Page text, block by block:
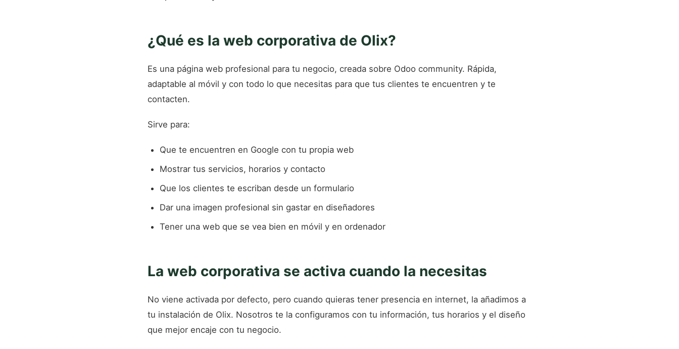
¿Qué es la web corporativa de Olix?
Es una página web profesional para tu negocio, creada sobre Odoo community. Rápida,
adaptable al móvil y con todo lo que necesitas para que tus clientes te encuentren y te
contacten.
Sirve para:
Que te encuentren en Google con tu propia web
Mostrar tus servicios, horarios y contacto
Que los clientes te escriban desde un formulario
Dar una imagen profesional sin gastar en diseñadores
Tener una web que se vea bien en móvil y en ordenador
La web corporativa se activa cuando la necesitas
No viene activada por defecto, pero cuando quieras tener presencia en internet, la añadimos a
tu instalación de Olix. Nosotros te la configuramos con tu información, tus horarios y el diseño
que mejor encaje con tu negocio.